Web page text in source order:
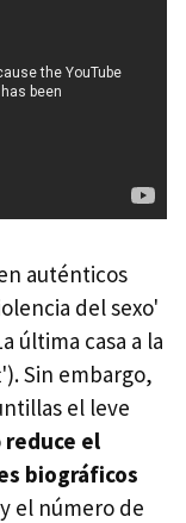
auténticos
del sexo'
última casa a la
Sin embargo,
el leve
reduce el
biográficos
el número de